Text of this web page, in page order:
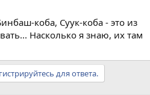
коба, Суук-коба - это из
Насколько я знаю, их там
для ответа.